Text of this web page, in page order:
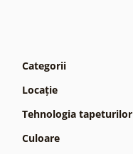
Categorii
Locație
Tehnologia tapeturilor
Culoare